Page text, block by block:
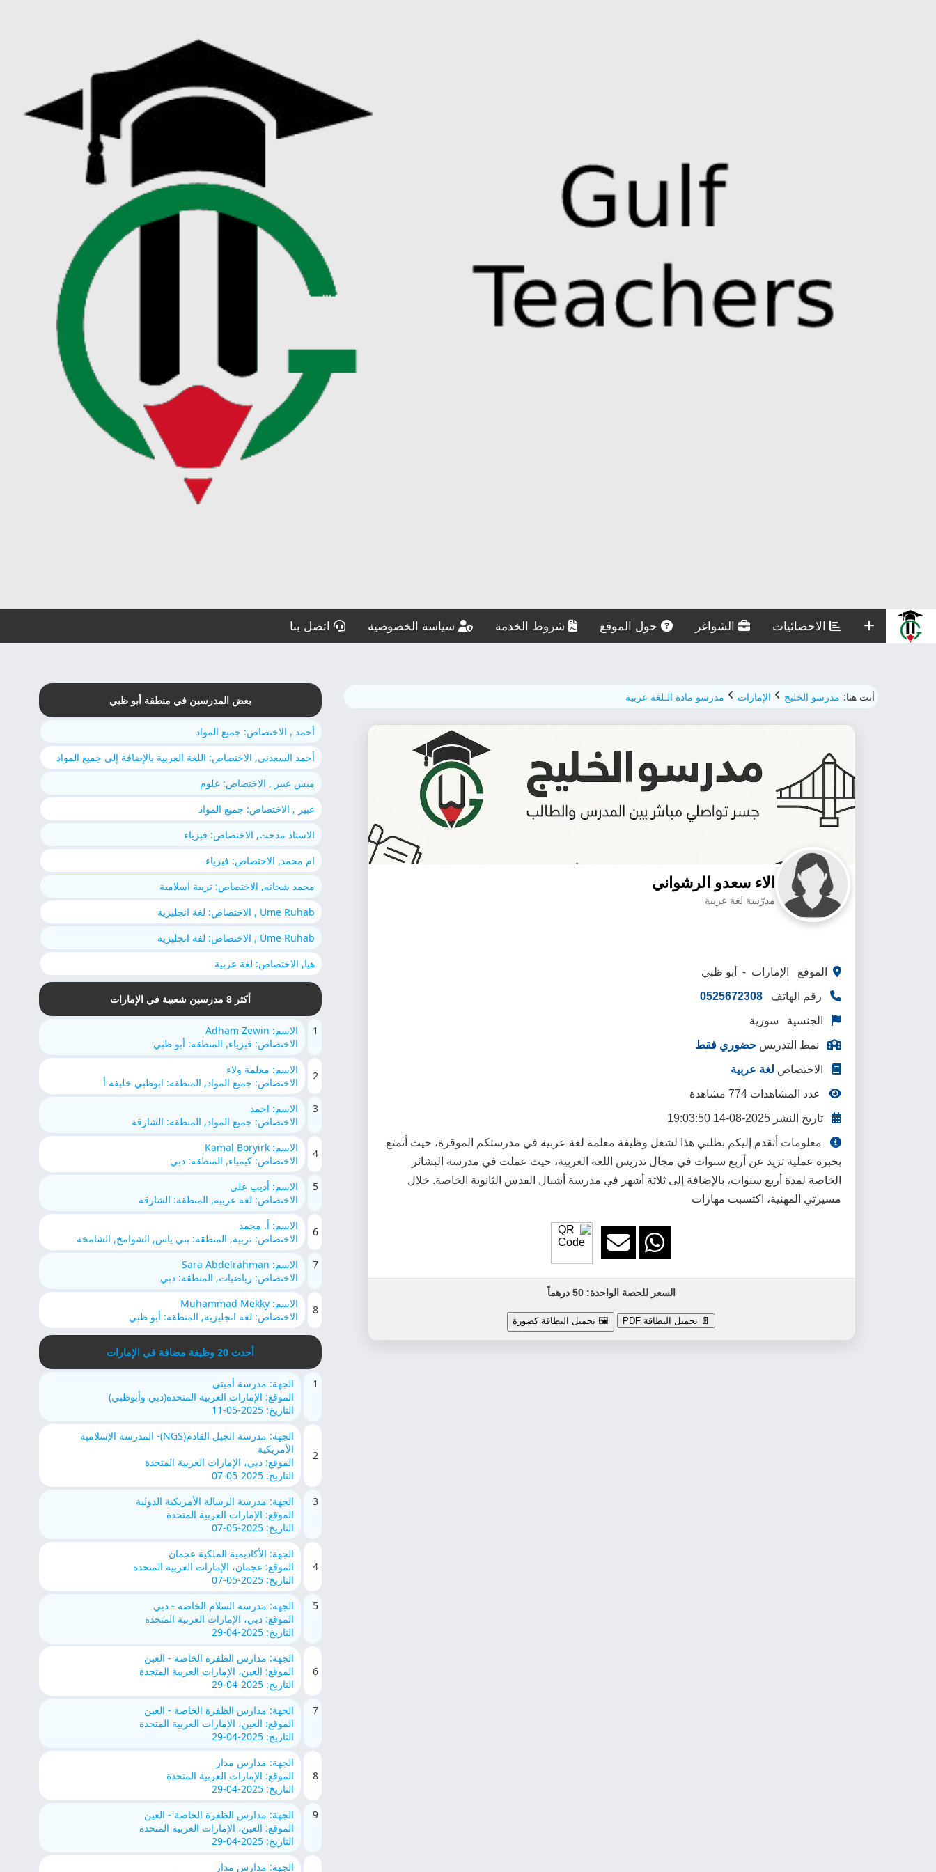
الاحصائيات الشواغر حول الموقع شروط الخدمة سياسة الخصوصية اتصل بنا
أنت هنا: مدرسو الخليج الإمارات مدرسو مادة الـلغة عربية
الاء سعدو الرشواني
مدرّسة لغة عربية
الموقع الإمارات - أبو ظبي
رقم الهاتف0525672308
الجنسية سورية
نمط التدريسحضوري فقط
الاختصاص لغة عربية
عدد المشاهدات 774 مشاهدة
تاريخ النشر 2025-08-14 19:03:50
معلومات أتقدم إليكم بطلبي هذا لشغل وظيفة معلمة لغة عربية في مدرستكم الموقرة، حيث أتمتع
بخبرة عملية تزيد عن أربع سنوات في مجال تدريس اللغة العربية، حيث عملت في مدرسة البشائر
الخاصة لمدة أربع سنوات، بالإضافة إلى ثلاثة أشهر في مدرسة أشبال القدس الثانوية الخاصة. خلال
مسيرتي المهنية، اكتسبت مهارات
السعر للحصة الواحدة: 50 درهماً
📄 تحميل البطاقة PDF 🖼️ تحميل البطاقة كصورة
بعض المدرسين في منطقة أبو ظبي
أحمد , الاختصاص: جميع المواد
أحمد السعدني, الاختصاص: اللغة العربية بالإضافة إلى جميع المواد
ميس عبير , الاختصاص: علوم
عبير , الاختصاص: جميع المواد
الاستاذ مدحت, الاختصاص: فيزياء
ام محمد, الاختصاص: فيزياء
محمد شحاته, الاختصاص: تربية اسلامية
Ume Ruhab , الاختصاص: لغة انجليزية
Ume Ruhab , الاختصاص: لفة انجليزية
هيا, الاختصاص: لغة عربية
أكثر 8 مدرسين شعبية في الإمارات
1
الاسم: Adham Zewin
الاختصاص: فيزياء, المنطقة: أبو ظبي
2
الاسم: معلمة ولاء
الاختصاص: جميع المواد, المنطقة: ابوظبي خليفة أ
3
الاسم: احمد
الاختصاص: جميع المواد, المنطقة: الشارقة
4
الاسم: Kamal Boryirk
الاختصاص: كيمياء, المنطقة: دبي
5
الاسم: أديب علي
الاختصاص: لغة عربية, المنطقة: الشارقة
6
الاسم: أ. محمد
الاختصاص: تربية, المنطقة: بني ياس, الشوامخ, الشامخة
7
الاسم: Sara Abdelrahman
الاختصاص: رياضيات, المنطقة: دبي
8
الاسم: Muhammad Mekky
الاختصاص: لغة انجليزية, المنطقة: أبو ظبي
أحدث 20 وظيفة مضافة قي الإمارات
1
الجهة: مدرسة أميتي
الموقع: الإمارات العربية المتحدة(دبي وأبوظبي)
التاريخ: 2025-05-11
2
الجهة: مدرسة الجيل القادم(NGS)- المدرسة الإسلامية
الأمريكية
الموقع: دبي، الإمارات العربية المتحدة
التاريخ: 2025-05-07
3
الجهة: مدرسة الرسالة الأمريكية الدولية
الموقع: الإمارات العربية المتحدة
التاريخ: 2025-05-07
4
الجهة: الأكاديمية الملكية عجمان
الموقع: عجمان، الإمارات العربية المتحدة
التاريخ: 2025-05-07
5
الجهة: مدرسة السلام الخاصة - دبي
الموقع: دبي، الإمارات العربية المتحدة
التاريخ: 2025-04-29
6
الجهة: مدارس الظفرة الخاصة - العين
الموقع: العين، الإمارات العربية المتحدة
التاريخ: 2025-04-29
7
الجهة: مدارس الظفرة الخاصة - العين
الموقع: العين، الإمارات العربية المتحدة
التاريخ: 2025-04-29
8
الجهة: مدارس مدار
الموقع: الإمارات العربية المتحدة
التاريخ: 2025-04-29
9
الجهة: مدارس الظفرة الخاصة - العين
الموقع: العين، الإمارات العربية المتحدة
التاريخ: 2025-04-29
الجهة: مدارس مدار